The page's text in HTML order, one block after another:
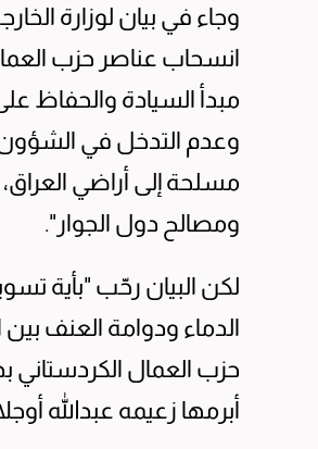
وجاء في بيان لوزارة
انسحاب عناصر حزب
مبدأ السيادة والحفاظ
وعدم التدخل في الشؤون
مسلحة إلى أراضي
ومصالح دول الجوار".
لكن البيان رحّب "بأية
الدماء ودوامة العنف بين
حزب العمال
أبرمها زعيمه عبدالله أوجلان،